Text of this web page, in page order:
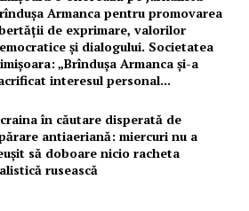
Armanca pentru promovarea
de exprimare, valorilor
și dialogului. Societatea
„Brîndușa Armanca și-a
interesul personal...
în căutare disperată de
antiaeriană: miercuri nu a
să doboare nicio racheta
rusească